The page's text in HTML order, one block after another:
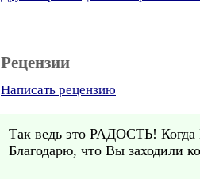
Рецензии
Написать рецензию
Так ведь это РАДОСТЬ! Когда
Благодарю, что Вы заходили